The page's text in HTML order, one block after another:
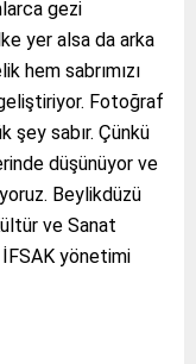
gezi
yer alsa da arka
hem sabrımızı
Fotoğraf
şey sabır. Çünkü
düşünüyor ve
Beylikdüzü
ve Sanat
İFSAK yönetimi